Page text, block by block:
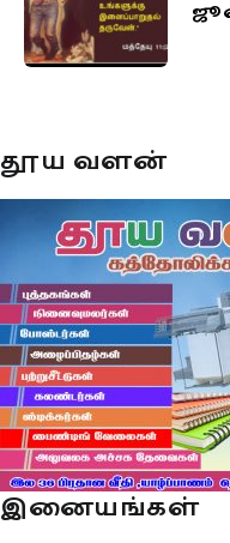
தூய வளன்
இனையங்கள்